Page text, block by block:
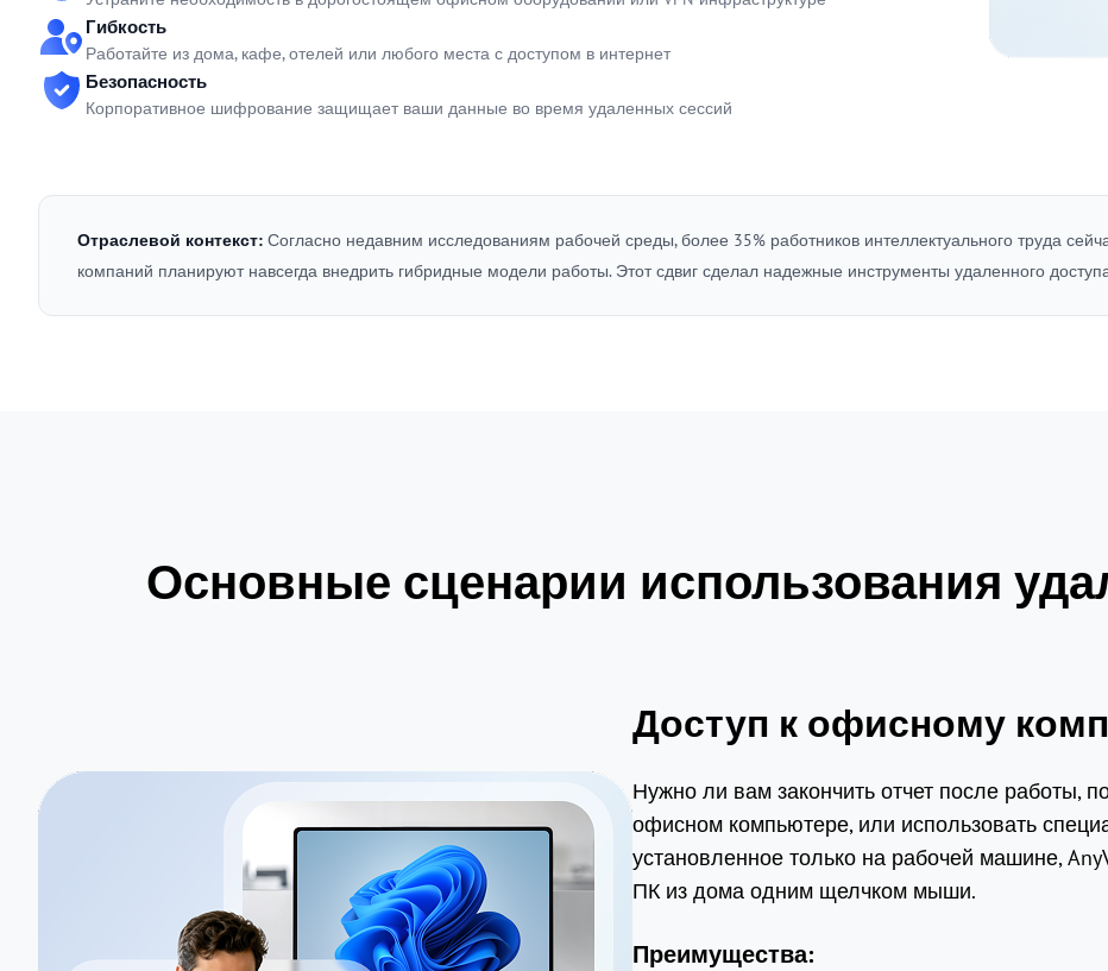
Гибкость
Работайте из дома, кафе, отелей или любого места с доступом в интернет
Безопасность
Корпоративное шифрование защищает ваши данные во время удаленных сессий
Отраслевой контекст: Согласно недавним исследованиям рабочей среды, более 35% работников интеллектуального труда
компаний планируют навсегда внедрить гибридные модели работы. Этот сдвиг сделал надежные инструменты удаленного
Основные сценарии использования
Доступ к офисному
Нужно ли вам закончить отчет после работы,
офисном компьютере, или использовать
установленное только на рабочей машине,
ПК из дома одним щелчком мыши.
Преимущества: